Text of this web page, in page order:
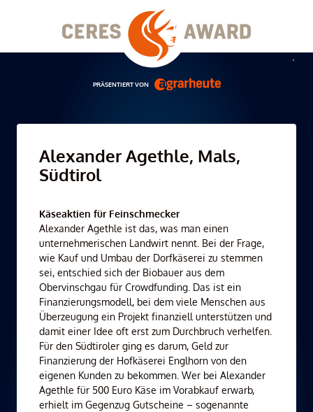
PRÄSENTIERT VON
Alexander Agethle, Mals,
Südtirol
Käseaktien für Feinschmecker
Alexander Agethle ist das, was man einen
unternehmerischen Landwirt nennt. Bei der Frage,
wie Kauf und Umbau der Dorfkäserei zu stemmen
sei, entschied sich der Biobauer aus dem
Obervinschgau für Crowdfunding. Das ist ein
Finanzierungsmodell, bei dem viele Menschen aus
Überzeugung ein Projekt finanziell unterstützen und
damit einer Idee oft erst zum Durchbruch verhelfen.
Für den Südtiroler ging es darum, Geld zur
Finanzierung der Hofkäserei Englhorn von den
eigenen Kunden zu bekommen. Wer bei Alexander
Agethle für 500 Euro Käse im Vorabkauf erwarb,
erhielt im Gegenzug Gutscheine – sogenannte